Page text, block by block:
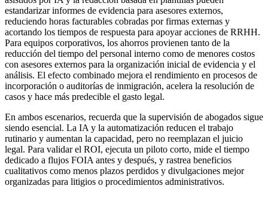
estandarizar informes de evidencia para asesores externos,
reduciendo horas facturables cobradas por firmas externas y
acortando los tiempos de respuesta para apoyar acciones de RRHH.
Para equipos corporativos, los ahorros provienen tanto de la
reducción del tiempo del personal interno como de menores costos
con asesores externos para la organización inicial de evidencia y el
análisis. El efecto combinado mejora el rendimiento en procesos de
incorporación o auditorías de inmigración, acelera la resolución de
casos y hace más predecible el gasto legal.
En ambos escenarios, recuerda que la supervisión de abogados sigue
siendo esencial. La IA y la automatización reducen el trabajo
rutinario y aumentan la capacidad, pero no reemplazan el juicio
legal. Para validar el ROI, ejecuta un piloto corto, mide el tiempo
dedicado a flujos FOIA antes y después, y rastrea beneficios
cualitativos como menos plazos perdidos y divulgaciones mejor
organizadas para litigios o procedimientos administrativos.